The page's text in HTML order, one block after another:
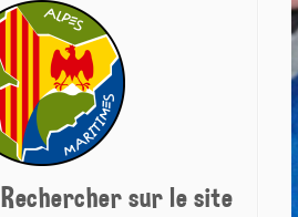
Rechercher sur le site